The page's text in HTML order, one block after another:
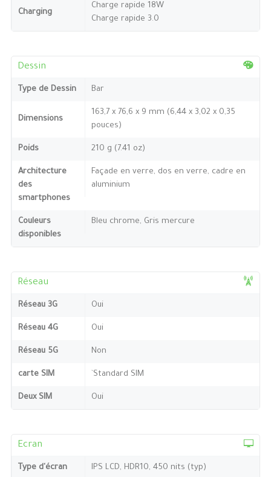
Charging
Charge rapide 18W
Charge rapide 3.0
Dessin
Type de Dessin Bar
Dimensions
163,7 x 76,6 x 9 mm (6,44 x 3,02 x 0,35
pouces)
Poids 210 g (7.41 oz)
Architecture
des
smartphones
Façade en verre, dos en verre, cadre en
aluminium
Couleurs
disponibles
Bleu chrome, Gris mercure
Réseau
Réseau 3G Oui
Réseau 4G Oui
Réseau 5G Non
carte SIM `Standard SIM
Deux SIM Oui
Ecran
Type d'écran IPS LCD, HDR10, 450 nits (typ)